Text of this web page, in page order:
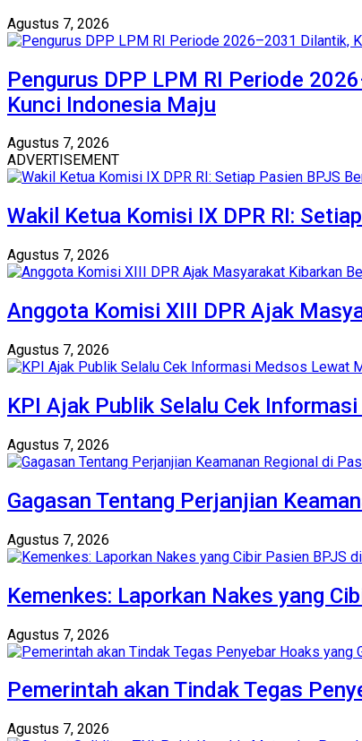
Agustus 7, 2026
Pengurus DPP LPM RI Periode
Kunci Indonesia Maju
Agustus 7, 2026
ADVERTISEMENT
Wakil Ketua Komisi IX DPR RI:
Agustus 7, 2026
Anggota Komisi XIII DPR Ajak
Agustus 7, 2026
KPI Ajak Publik Selalu Cek
Agustus 7, 2026
Gagasan Tentang Perjanjian
Agustus 7, 2026
Kemenkes: Laporkan Nakes yang
Agustus 7, 2026
Pemerintah akan Tindak Tegas
Agustus 7, 2026